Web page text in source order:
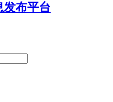
发布平台